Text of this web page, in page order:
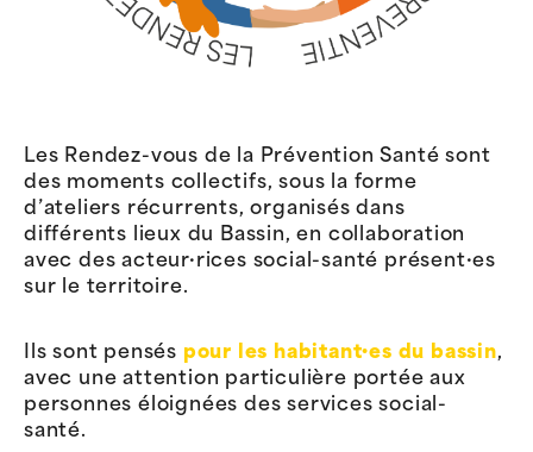
Les Rendez-vous de la Prévention Santé sont
des moments collectifs, sous la forme
d’ateliers récurrents, organisés dans
différents lieux du Bassin, en collaboration
avec des acteur·rices social-santé présent·es
sur le territoire.
Ils sont pensés pour les habitant·es du bassin,
avec une attention particulière portée aux
personnes éloignées des services social-
santé.